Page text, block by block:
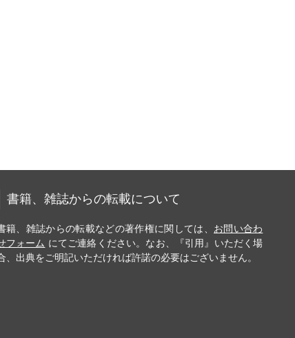
書籍、雑誌からの転載について
籍、雑誌からの転載などの著作権に関しては、 お問い合わ
フォーム にてご連絡ください。なお、『引用』いただく場
、出典をご明記いただければ許諾の必要はございません。